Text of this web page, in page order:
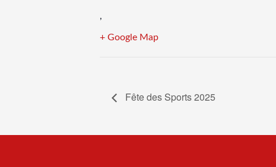
,
+ Google Map
Fête des Sports 2025